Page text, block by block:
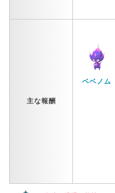
主な報酬
ベベノム